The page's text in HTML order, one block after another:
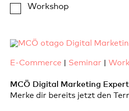
Workshop
E-Commerce | Seminar |
MCÖ Digital Marketing
Merke dir bereits jetzt den